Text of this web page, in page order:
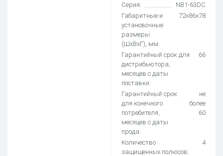
Серия:
NB1-63DC
Габаритные и
установочные
размеры
(ШхВхГ), мм:
72х86х78
Гарантийный срок для
дистрибьютора,
месяцев с даты
поставки:
66
Гарантийный срок
для конечного
потребителя,
месяцев с даты
прода:
не
более
60
Количество
защищенных полюсов:
4